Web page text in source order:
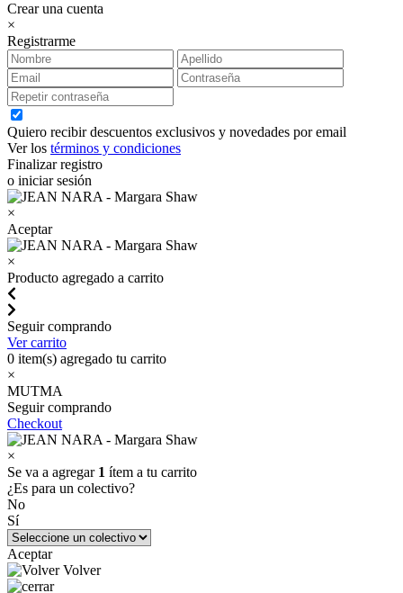
Crear una cuenta
×
Registrarme
Quiero recibir descuentos exclusivos y novedades por email
Ver los términos y condiciones
Finalizar registro
o iniciar sesión
×
Aceptar
×
Producto agregado a carrito
Seguir comprando
Ver carrito
0 item(s) agregado tu carrito
×
MUTMA
Seguir comprando
Checkout
×
Se va a agregar 1 ítem a tu carrito
¿Es para un colectivo?
No
Sí
Aceptar
Volver